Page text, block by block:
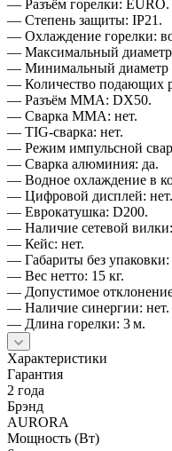
— Разъём горелки: EURO.
— Степень защиты: IP21.
— Охлаждение горелки:
— Максимальный
— Минимальный диаметр
— Количество подающих
— Разъём ММА: DX50.
— Сварка ММА: нет.
— TIG‑сварка: нет.
— Режим импульсной
— Сварка алюминия: да.
— Водное охлаждение в
— Цифровой дисплей: нет.
— Еврокатушка: D200.
— Наличие сетевой вилки:
— Кейс: нет.
— Габариты без
— Вес нетто: 15 кг.
— Допустимое
— Наличие синергии: нет.
— Длина горелки: 3 м.
Характеристики
Гарантия
2 года
Брэнд
AURORA
Мощность (Вт)